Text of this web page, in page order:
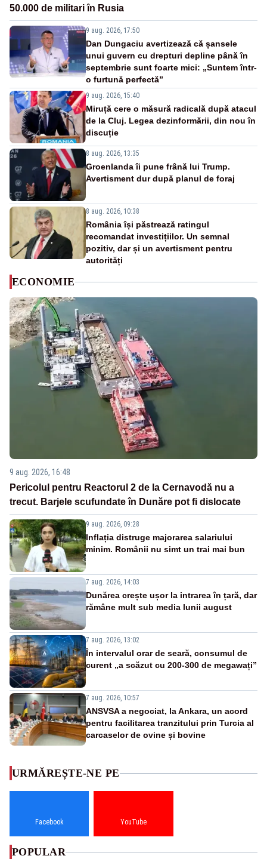
50.000 de militari în Rusia
9 aug. 2026, 17:50
Dan Dungaciu avertizează că șansele
unui guvern cu drepturi depline până în
septembrie sunt foarte mici: „Suntem într-
o furtună perfectă”
9 aug. 2026, 15:40
Miruță cere o măsură radicală după atacul
de la Cluj. Legea dezinformării, din nou în
discuție
8 aug. 2026, 13:35
Groenlanda îi pune frână lui Trump.
Avertisment dur după planul de foraj
8 aug. 2026, 10:38
România își păstrează ratingul
recomandat investițiilor. Un semnal
pozitiv, dar și un avertisment pentru
autorități
ECONOMIE
9 aug. 2026, 16:48
Pericolul pentru Reactorul 2 de la Cernavodă nu a
trecut. Barjele scufundate în Dunăre pot fi dislocate
9 aug. 2026, 09:28
Inflația distruge majorarea salariului
minim. Românii nu simt un trai mai bun
7 aug. 2026, 14:03
Dunărea crește ușor la intrarea în țară, dar
rămâne mult sub media lunii august
7 aug. 2026, 13:02
În intervalul orar de seară, consumul de
curent „a scăzut cu 200-300 de megawați”
7 aug. 2026, 10:57
ANSVSA a negociat, la Ankara, un acord
pentru facilitarea tranzitului prin Turcia al
carcaselor de ovine și bovine
URMĂREȘTE-NE PE
Facebook YouTube
POPULAR